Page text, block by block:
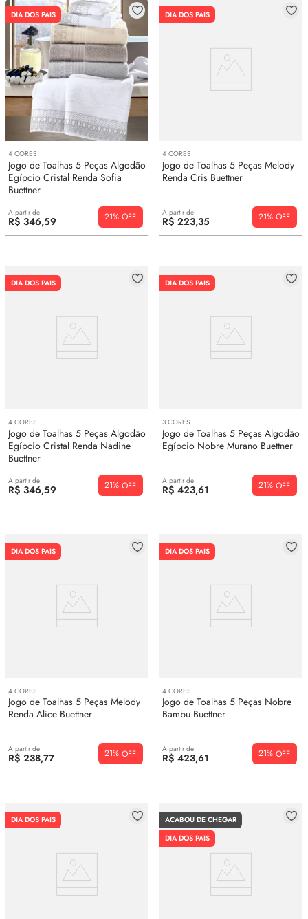
DIA DOS PAIS
4 CORES
Jogo de Toalhas 5 Peças Algodão
Egípcio Cristal Renda Sofia
Buettner
A partir de
R$ 346,59 21%
DIA DOS PAIS
4 CORES
Jogo de Toalhas 5 Peças Melody
Renda Cris Buettner
A partir de
R$ 223,35 21%
DIA DOS PAIS
4 CORES
Jogo de Toalhas 5 Peças Algodão
Egípcio Cristal Renda Nadine
Buettner
A partir de
R$ 346,59 21%
DIA DOS PAIS
3 CORES
Jogo de Toalhas 5 Peças Algodão
Egípcio Nobre Murano Buettner
A partir de
R$ 423,61 21%
DIA DOS PAIS
4 CORES
Jogo de Toalhas 5 Peças Melody
Renda Alice Buettner
A partir de
R$ 238,77 21%
DIA DOS PAIS
4 CORES
Jogo de Toalhas 5 Peças Nobre
Bambu Buettner
A partir de
R$ 423,61 21%
DIA DOS PAIS
ACABOU DE CHEGAR
DIA DOS PAIS